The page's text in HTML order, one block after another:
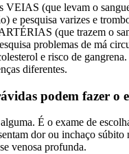
VEIAS (que levam o
e pesquisa varizes e
(que trazem o
problemas de má
e risco de gangrena.
diferentes.
podem fazer o
É o exame de
dor ou inchaço súbito
venosa profunda.